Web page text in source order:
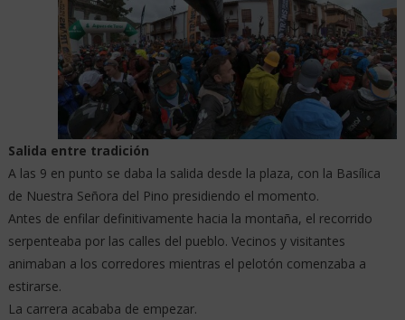
Salida entre tradición
A las 9 en punto se daba la salida desde la plaza, con la Basílica
de Nuestra Señora del Pino presidiendo el momento.
Antes de enfilar definitivamente hacia la montaña, el recorrido
serpenteaba por las calles del pueblo. Vecinos y visitantes
animaban a los corredores mientras el pelotón comenzaba a
estirarse.
La carrera acababa de empezar.